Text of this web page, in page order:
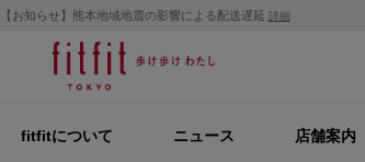
【お知らせ】熊本地域地震の影響による配送遅延 詳細
fitfitについて ニュース 店舗案内